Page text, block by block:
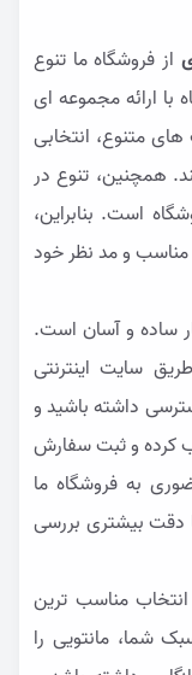
از فروشگاه ما تنوع
ارائه مجموعه ای
های متنوع، انتخابی
همچنین، تنوع در
است. بنابراین،
مناسب و مد نظر خود
ساده و آسان است.
سایت اینترنتی
داشته باشید و
کرده و ثبت سفارش
به فروشگاه ما
دقت بیشتری بررسی
انتخاب مناسب ترین
شما، مانتویی را